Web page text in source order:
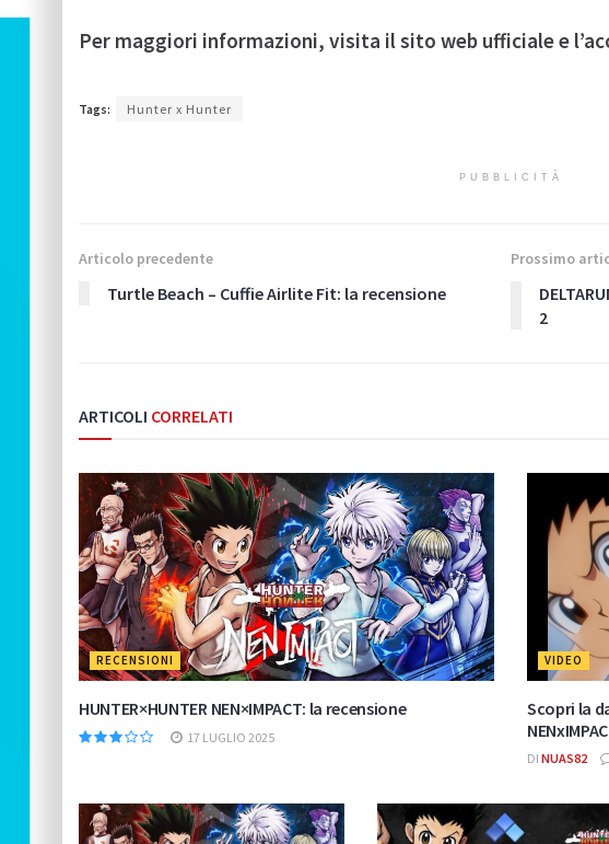
Per maggiori informazioni, visita il sito web ufficiale e
Tags: Hunter x Hunter
PUBBLICITÀ
Articolo precedente
Turtle Beach – Cuffie Airlite Fit: la recensione
Prossimo
2
ARTICOLI CORRELATI
RECENSIONI
HUNTER×HUNTER NEN×IMPACT: la recensione
17 LUGLIO 2025
VIDEO
Scopri la
DI NUAS82